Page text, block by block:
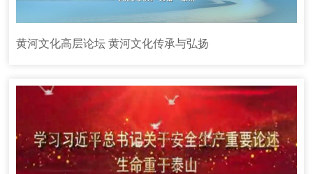
黄河文化高层论坛 黄河文化传承与弘扬